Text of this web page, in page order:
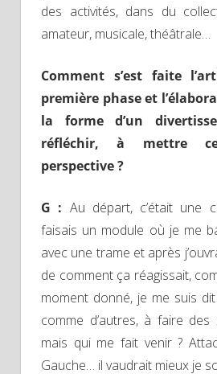
des activités, dans du
amateur, musicale, théâtrale…
Comment s’est faite
première phase et
la forme d’un
réfléchir, à mettre
perspective ?
G : Au départ, c’était une
faisais un module où je me
avec une trame et après
de comment ça réagissait,
moment donné, je me suis
comme d’autres, à faire des
mais qui me fait venir ?
Gauche… il vaudrait mieux je